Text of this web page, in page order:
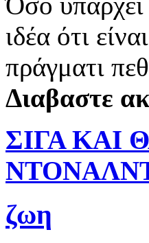
ιδέα ότι
πράγματι
Διαβαστε
ΣΙΓΑ ΚΑΙ
ζωη